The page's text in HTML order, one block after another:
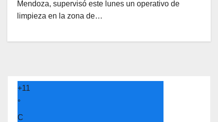
Mendoza, supervisó este lunes un operativo de
limpieza en la zona de…
+11
°
C